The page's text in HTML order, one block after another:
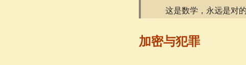
这是数学，永远是对的
加密与犯罪